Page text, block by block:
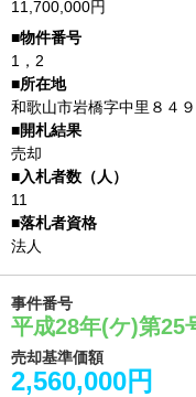
11,700,000円
1，2
和歌山市岩橋字中里８４
売却
11
法人
事件番号
平成28年(ケ)第25
売却基準価額
2,560,000円